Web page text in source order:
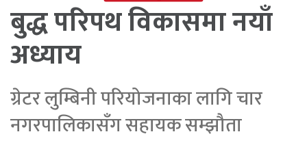
बुद्ध परिपथ विकासमा नयाँ
अध्याय
ग्रेटर लुम्बिनी परियोजनाका लागि चार
नगरपालिकासँग सहायक सम्झौता